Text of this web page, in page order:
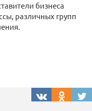
бизнеса
различных групп